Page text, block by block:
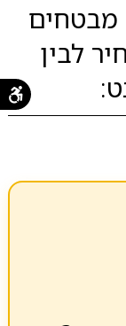
מבטחים
לבין